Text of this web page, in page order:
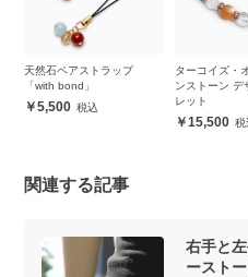
天然石ペアストラップ
「with bond」
5,500
ターコイズ・
ンストーン デ
レット
15,500
関連する記事
右手と
ースト